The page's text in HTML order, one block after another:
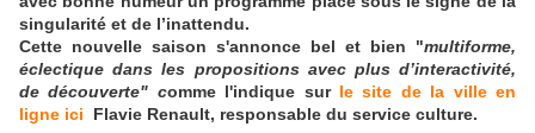
singularité et de l’inattendu.
Cette nouvelle saison s'annonce bel et bien "multiforme,
éclectique dans les propositions avec plus d’interactivité,
de découverte" comme l'indique sur le site de la ville en
ligne ici Flavie Renault, responsable du service culture.